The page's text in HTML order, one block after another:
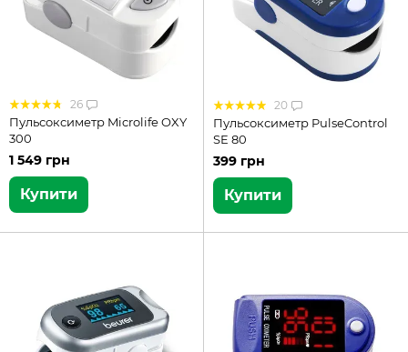
26
Пульсоксиметр Microlife OXY
300
1 549 грн
Купити
20
Пульсоксиметр PulseControl
SE 80
399 грн
Купити